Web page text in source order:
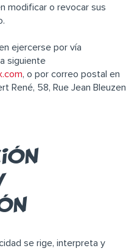
modificar o revocar sus
ejercerse por vía
siguiente
, o por correo postal en
René, 58, Rue Jean Bleuzen
se rige, interpreta y